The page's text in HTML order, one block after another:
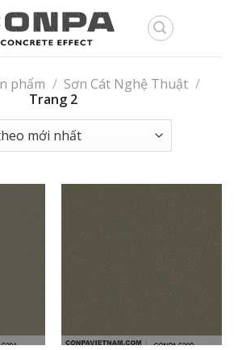
phẩm / Sơn Cát Nghệ Thuật /
Trang 2